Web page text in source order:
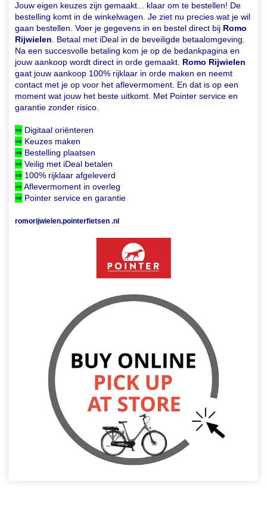
Jouw eigen keuzes zijn gemaakt... klaar om te bestellen! De
bestelling komt in de winkelwagen. Je ziet nu precies wat je wil
gaan bestellen. Voer je gegevens in en bestel direct bij Romo
Rijwielen . Betaal met iDeal in de beveiligde betaalomgeving.
Na een succesvolle betaling kom je op de bedankpagina en
jouw aankoop wordt direct in orde gemaakt. Romo Rijwielen
gaat jouw aankoop 100% rijklaar in orde maken en neemt
contact met je op voor het aflevermoment. En dat is op een
moment wat jouw het beste uitkomt. Met Pointer service en
garantie zonder risico.
⇒ Digitaal oriënteren
⇒ Keuzes maken
⇒ Bestelling plaatsen
⇒ Veilig met iDeal betalen
⇒ 100% rijklaar afgeleverd
⇒ Aflevermoment in overleg
⇒ Pointer service en garantie
romorijwielen.pointerfietsen .nl